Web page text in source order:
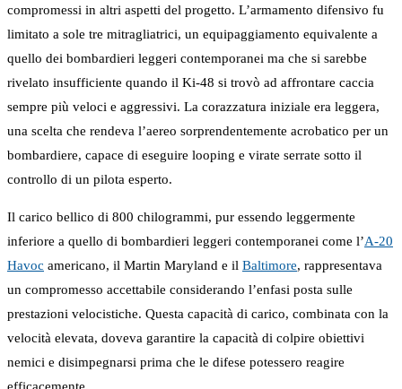
compromessi in altri aspetti del progetto. L’armamento difensivo fu
limitato a sole tre mitragliatrici, un equipaggiamento equivalente a
quello dei bombardieri leggeri contemporanei ma che si sarebbe
rivelato insufficiente quando il Ki-48 si trovò ad affrontare caccia
sempre più veloci e aggressivi. La corazzatura iniziale era leggera,
una scelta che rendeva l’aereo sorprendentemente acrobatico per un
bombardiere, capace di eseguire looping e virate serrate sotto il
controllo di un pilota esperto.
Il carico bellico di 800 chilogrammi, pur essendo leggermente
inferiore a quello di bombardieri leggeri contemporanei come l’A-20
Havoc americano, il Martin Maryland e il Baltimore, rappresentava
un compromesso accettabile considerando l’enfasi posta sulle
prestazioni velocistiche. Questa capacità di carico, combinata con la
velocità elevata, doveva garantire la capacità di colpire obiettivi
nemici e disimpegnarsi prima che le difese potessero reagire